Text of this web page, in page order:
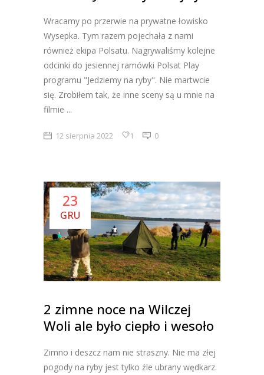
Wracamy po przerwie na prywatne łowisko
Wysepka. Tym razem pojechała z nami
również ekipa Polsatu. Nagrywaliśmy kolejne
odcinki do jesiennej ramówki Polsat Play
programu "Jedziemy na ryby". Nie martwcie
się. Zrobiłem tak, że inne sceny są u mnie na
filmie
12 sierpnia 2022 1 0
23
GRU
2 zimne noce na Wilczej
Woli ale było ciepło i wesoło
Zimno i deszcz nam nie straszny. Nie ma złej
pogody na ryby jest tylko źle ubrany wędkarz.